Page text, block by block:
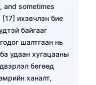
and sometimes
ихэвчлэн бие
байгааг
шалтгаан нь
удаан хугацааны
бөгөөд
ханалт,